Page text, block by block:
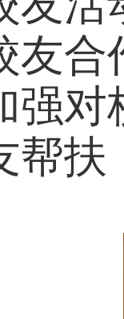
友合
强对
帮扶